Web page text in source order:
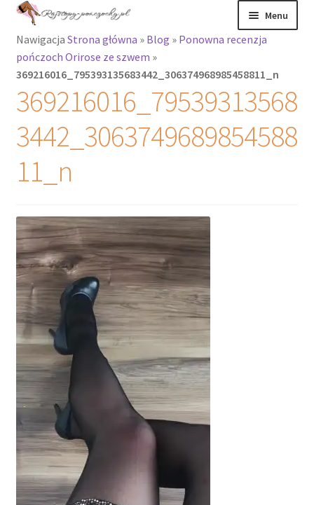
Przejdź
nawigacji
Przejdź
treści
Menu
Rajstopy
Rozwiń
menu
potomne
zakolanówki
Podkolanówki i
Wszystkie
produkty
Recenzje
Rozwiń
menu
potomne
Nawigacja Strona główna » Blog » Ponowna recenzja
pończoch Orirose ze szwem »
369216016_795393135683442_306374968985458811_n
369216016_79539313568
3442_3063749689854588
11_n